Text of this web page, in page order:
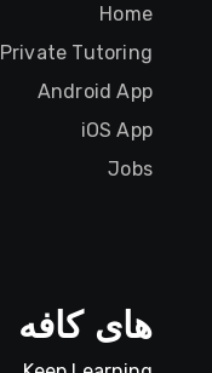
Home
Private Tutoring
Android App
iOS App
Jobs
های کافه